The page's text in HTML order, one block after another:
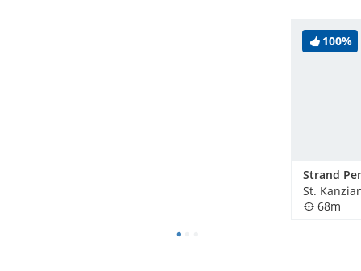
100%
68m